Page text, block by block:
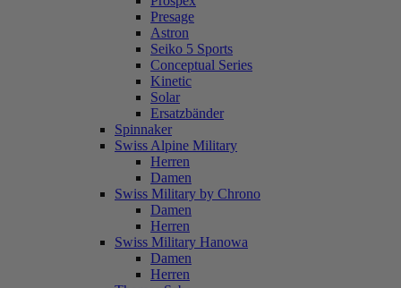
Presage
Astron
Seiko 5 Sports
Conceptual Series
Kinetic
Solar
Ersatzbänder
Spinnaker
Swiss Alpine Military
Herren
Damen
Swiss Military by Chrono
Damen
Herren
Swiss Military Hanowa
Damen
Herren